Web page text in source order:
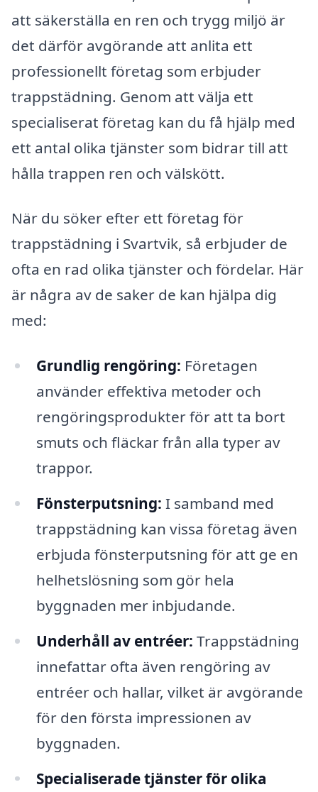
att säkerställa en ren och trygg miljö är
det därför avgörande att anlita ett
professionellt företag som erbjuder
trappstädning. Genom att välja ett
specialiserat företag kan du få hjälp med
ett antal olika tjänster som bidrar till att
hålla trappen ren och välskött.
När du söker efter ett företag för
trappstädning i Svartvik, så erbjuder de
ofta en rad olika tjänster och fördelar. Här
är några av de saker de kan hjälpa dig
med:
Grundlig rengöring: Företagen
använder effektiva metoder och
rengöringsprodukter för att ta bort
smuts och fläckar från alla typer av
trappor.
Fönsterputsning: I samband med
trappstädning kan vissa företag även
erbjuda fönsterputsning för att ge en
helhetslösning som gör hela
byggnaden mer inbjudande.
Underhåll av entréer: Trappstädning
innefattar ofta även rengöring av
entréer och hallar, vilket är avgörande
för den första impressionen av
byggnaden.
Specialiserade tjänster för olika